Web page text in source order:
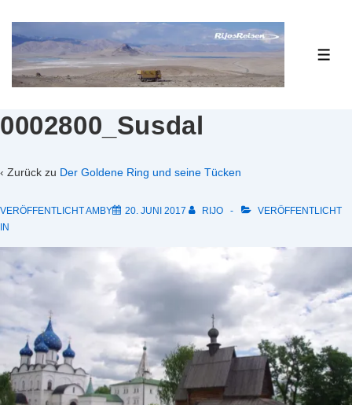
Zum
Inhalt
0002800_Susdal
‹ Zurück zu Der Goldene Ring und seine Tücken
VERÖFFENTLICHT AMBY 20. JUNI 2017 RIJO
VERÖFFENTLICHT
IN